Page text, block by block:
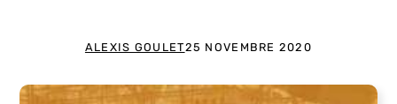
ALEXIS GOULET25 NOVEMBRE 2020